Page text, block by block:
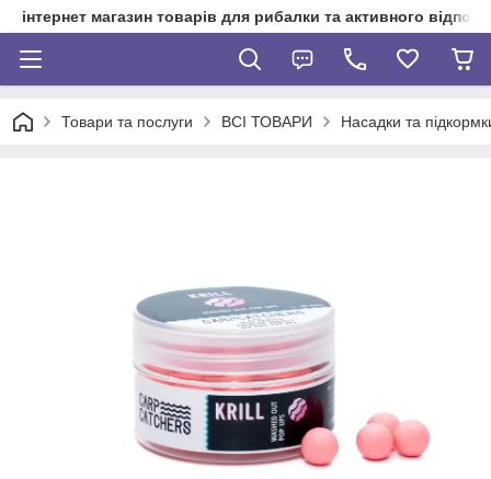
інтернет магазин товарів для рибалки та активного
Товари та послуги ВСІ ТОВАРИ Насадки та